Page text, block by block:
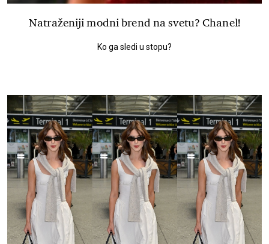
Natraženiji modni brend na svetu? Chanel!
Ko ga sledi u stopu?